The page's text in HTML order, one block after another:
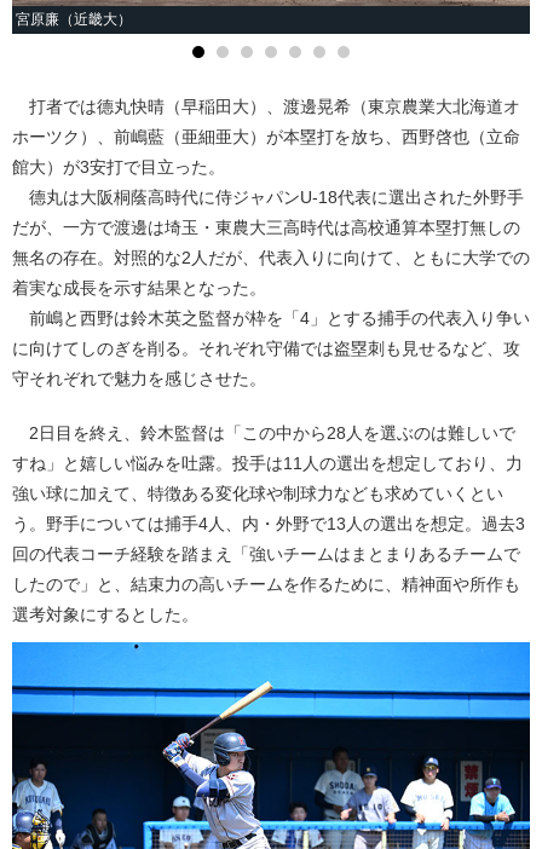
宮原廉（近畿大）
打者では德丸快晴（早稲田大）、渡邊晃希（東京農業大北海道オ
ホーツク）、前嶋藍（亜細亜大）が本塁打を放ち、西野啓也（立命
館大）が3安打で目立った。
德丸は大阪桐蔭高時代に侍ジャパンU-18代表に選出された外野手
だが、一方で渡邊は埼玉・東農大三高時代は高校通算本塁打無しの
無名の存在。対照的な2人だが、代表入りに向けて、ともに大学での
着実な成長を示す結果となった。
前嶋と西野は鈴木英之監督が枠を「4」とする捕手の代表入り争い
に向けてしのぎを削る。それぞれ守備では盗塁刺も見せるなど、攻
守それぞれで魅力を感じさせた。
2日目を終え、鈴木監督は「この中から28人を選ぶのは難しいで
すね」と嬉しい悩みを吐露。投手は11人の選出を想定しており、力
強い球に加えて、特徴ある変化球や制球力なども求めていくとい
う。野手については捕手4人、内・外野で13人の選出を想定。過去3
回の代表コーチ経験を踏まえ「強いチームはまとまりあるチームで
したので」と、結束力の高いチームを作るために、精神面や所作も
選考対象にするとした。